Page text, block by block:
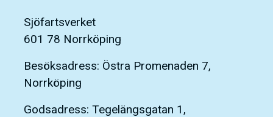
Sjöfartsverket
601 78 Norrköping
Besöksadress: Östra Promenaden 7,
Norrköping
Godsadress: Tegelängsgatan 1,